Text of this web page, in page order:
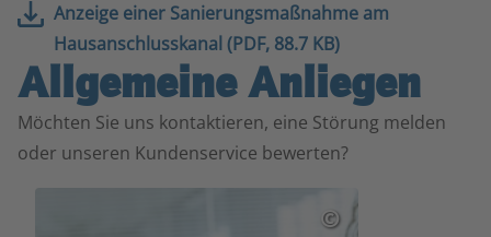
Anzeige einer Sanierungsmaßnahme am
Hausanschlusskanal (PDF, 88.7 KB)
Allgemeine Anliegen
Möchten Sie uns kontaktieren, eine Störung melden
oder unseren Kundenservice bewerten?
©